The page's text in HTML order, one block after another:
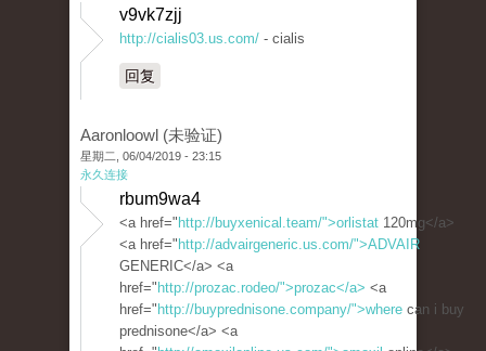
v9vk7zjj
http://cialis03.us.com/ - cialis
回复
Aaronloowl (未验证)
星期二, 06/04/2019 - 23:15
永久连接
rbum9wa4
<a href=" http://buyxenical.team/">orlistat 120mg</a>
<a href=" http://advairgeneric.us.com/">ADVAIR
GENERIC</a> <a
href=" http://prozac.rodeo/">prozac</a> <a
href=" http://buyprednisone.company/">where can i buy
prednisone</a> <a